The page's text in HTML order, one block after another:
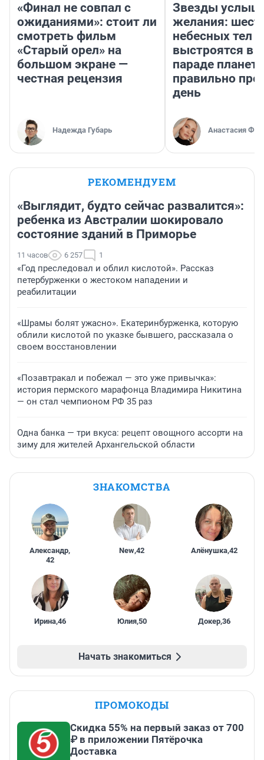
«Финал не совпал с
ожиданиями»: стоит ли
смотреть фильм
«Старый орел» на
большом экране —
честная рецензия
Надежда Губарь
Звезды
желания:
небесных тел
выстроятся в
параде планет
правильно
день
Анастасия
РЕКОМЕНДУЕМ
«Выглядит, будто сейчас развалится»:
ребенка из Австралии шокировало
состояние зданий в Приморье
11 часов 6 257 1
«Год преследовал и облил кислотой». Рассказ
петербурженки о жестоком нападении и
реабилитации
«Шрамы болят ужасно». Екатеринбурженка, которую
облили кислотой по указке бывшего, рассказала о
своем восстановлении
«Позавтракал и побежал — это уже привычка»:
история пермского марафонца Владимира Никитина
— он стал чемпионом РФ 35 раз
Одна банка — три вкуса: рецепт овощного ассорти на
зиму для жителей Архангельской области
ЗНАКОМСТВА
Александр,
42
New,42 Алёнушка,42
Ирина,46 Юлия,50 Докер,36
Начать знакомиться
ПРОМОКОДЫ
Скидка 55% на первый заказ от 700
₽ в приложении Пятёрочка
Доставка